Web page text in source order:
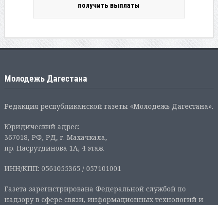
получить выплаты
Молодежь Дагестана
Редакция республиканской газеты «Молодежь Дагестана».
Юридический адрес:
367018, РФ, РД, г. Махачкала,
пр. Насрутдинова 1А, 4 этаж
ИНН/КПП: 0561055365 / 057101001
Газета зарегистрирована Федеральной службой по
надзору в сфере связи, информационных технологий и